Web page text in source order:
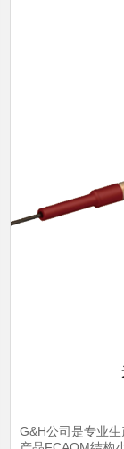
G&H公司是专业